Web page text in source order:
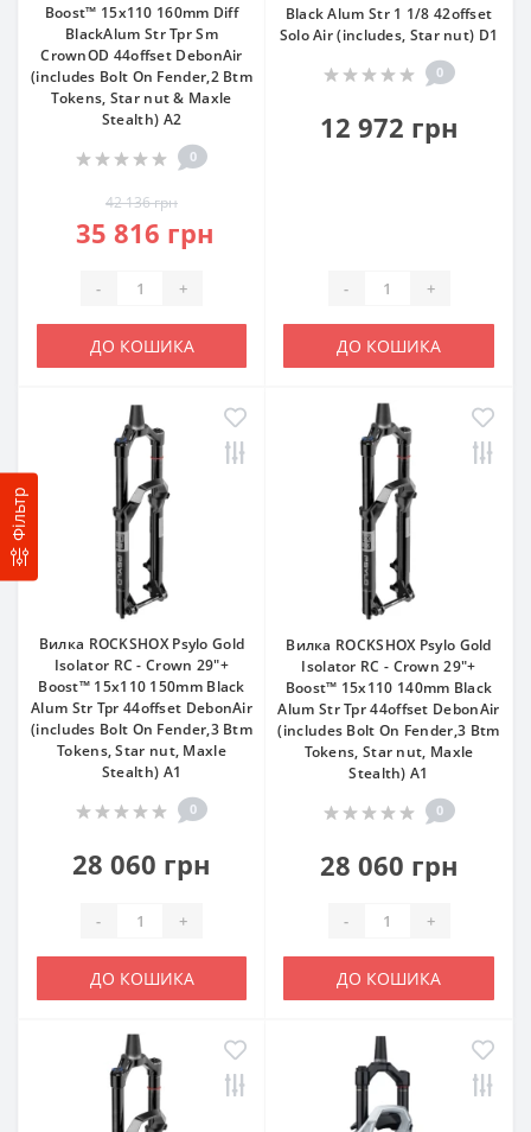
Фільтр
Boost™ 15x110 160mm Diff
BlackAlum Str Tpr Sm
CrownOD 44offset DebonAir
(includes Bolt On Fender,2 Btm
Tokens, Star nut & Maxle
Stealth) A2
0
42 136 грн
35 816 грн
- +
ДО КОШИКА
Black Alum Str 1 1/8 42offset
Solo Air (includes, Star nut) D1
0
12 972 грн
- +
ДО КОШИКА
Вилка ROCKSHOX Psylo Gold
Isolator RC - Crown 29"+
Boost™ 15x110 150mm Black
Alum Str Tpr 44offset DebonAir
(includes Bolt On Fender,3 Btm
Tokens, Star nut, Maxle
Stealth) A1
0
28 060 грн
- +
ДО КОШИКА
Вилка ROCKSHOX Psylo Gold
Isolator RC - Crown 29"+
Boost™ 15x110 140mm Black
Alum Str Tpr 44offset DebonAir
(includes Bolt On Fender,3 Btm
Tokens, Star nut, Maxle
Stealth) A1
0
28 060 грн
- +
ДО КОШИКА